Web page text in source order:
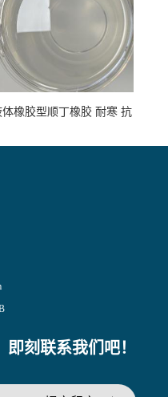
体橡胶型顺丁橡胶 耐寒 抗
即刻联系我们吧！